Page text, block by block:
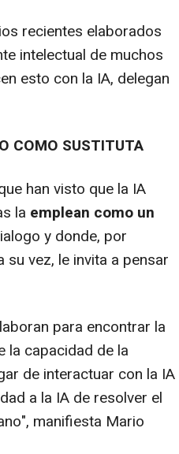
recientes elaborados
intelectual de muchos
esto con la IA, delegan
COMO SUSTITUTA
han visto que la IA
la emplean como un
y donde, por
su vez, le invita a pensar
para encontrar la
la capacidad de la
de interactuar con la IA
a la IA de resolver el
manifiesta Mario